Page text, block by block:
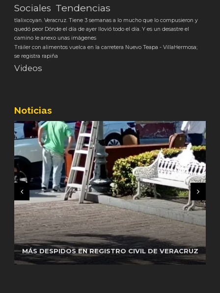
Sociales Tendencias
tlalixcoyan. Veracruz. Tiene 3 semanas a lo mucho que lo compusieron y
quedó peor Dónde el día de ayer llovió todo el día. Y es un desastre el
camino le anexo unas imágenes
Tráiler con alimentos vuelca en la carretera Nuevo Teapa - VillaHermosa;
se registra rapiña
Videos
Noticias
MÁS DESPIDOS EN REGISTRO CIVIL DE VERACRUZ
PELEAS EN CETIS 164 DE CUITLÁHUAC
REGUARDA GN SEGURIDAD EN CENTRAL DE
AUTOBUSES DE VERACRUZEL CAPITÁN DE LA
GUARDIA